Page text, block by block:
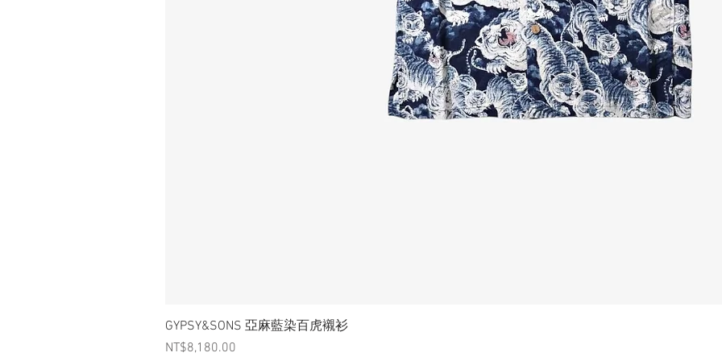
GYPSY&SONS 亞麻藍染百虎襯衫
Price
NT$8,180.00